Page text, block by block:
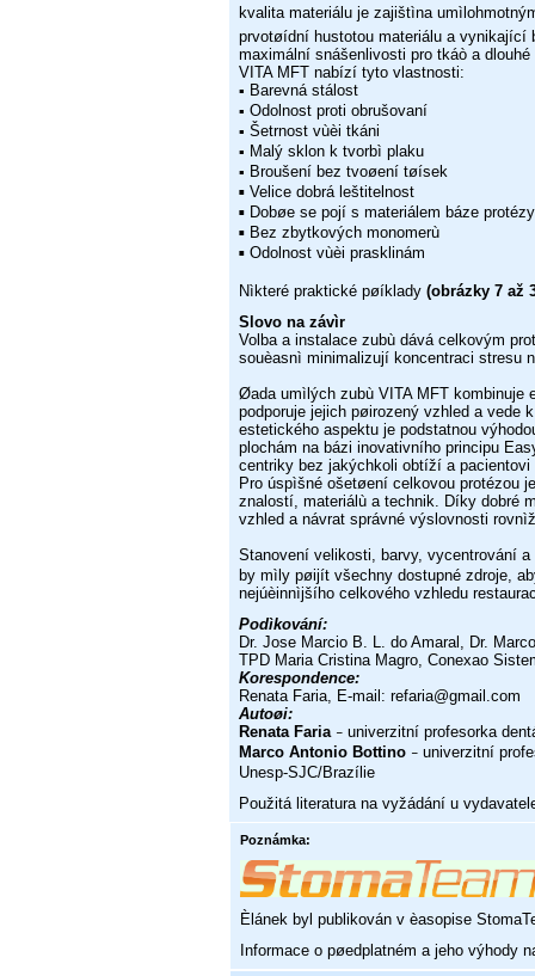
kvalita materiálu je zajištìna
prvotøídní hustotou materiálu a vynikající
maximální snášenlivosti pro tkáò a
VITA MFT nabízí tyto vlastnosti:
▪ Barevná stálost
▪ Odolnost proti obrušovaní
▪ Šetrnost vùèi tkáni
▪ Malý sklon k tvorbì plaku
▪ Broušení bez tvoøení tøísek
▪ Velice dobrá leštitelnost
▪ Dobøe se pojí s materiálem báze protézy
▪ Bez zbytkových monomerù
▪ Odolnost vùèi prasklinám
Nìkteré praktické pøíklady (obrázky 7 až
Slovo na závìr
Volba a instalace zubù dává celkovým
souèasnì minimalizují koncentraci stresu
Øada umìlých zubù VITA MFT kombinuje
podporuje jejich pøirozený vzhled a vede
estetického aspektu je podstatnou
plochám na bázi inovativního principu
centriky bez jakýchkoli obtíží a
Pro úspìšné ošetøení celkovou protézou
znalostí, materiálù a technik. Díky dobré
vzhled a návrat správné výslovnosti
Stanovení velikosti, barvy, vycentrování
by mìly pøijít všechny dostupné zdroje,
nejúèinnìjšího celkového vzhledu
Podìkování:
Dr. Jose Marcio B. L. do Amaral, Dr.
TPD Maria Cristina Magro, Conexao
Korespondence:
Renata Faria, E-mail: refaria@gmail.com
Autoøi:
Renata Faria – univerzitní profesorka
Marco Antonio Bottino – univerzitní
Unesp-SJC/Brazílie
Použitá literatura na vyžádání u
Poznámka:
Èlánek byl publikován v èasopise
Informace o pøedplatném a jeho výhody